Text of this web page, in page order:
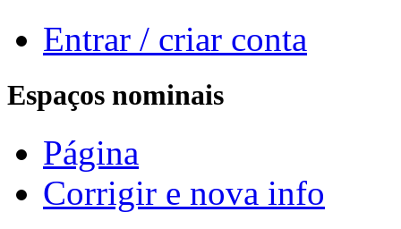
Entrar / criar conta
Espaços nominais
Página
Corrigir e nova info